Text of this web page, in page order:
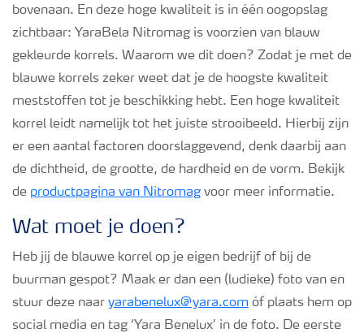
Webinars
bovenaan. En deze hoge kwaliteit is in één oogopslag
zichtbaar: YaraBela Nitromag is voorzien van blauw
gekleurde korrels. Waarom we dit doen? Zodat je met de
blauwe korrels zeker weet dat je de hoogste kwaliteit
meststoffen tot je beschikking hebt. Een hoge kwaliteit
korrel leidt namelijk tot het juiste strooibeeld. Hierbij zijn
er een aantal factoren doorslaggevend, denk daarbij aan
de dichtheid, de grootte, de hardheid en de vorm. Bekijk
de productpagina van Nitromagvoor meer informatie.
Wat moet je doen?
Heb jij de blauwe korrel op je eigen bedrijf of bij de
buurman gespot? Maak er dan een (ludieke) foto van en
stuur deze naar yarabenelux@yara.com óf plaats hem op
social media en tag ‘Yara Benelux’ in de foto. De eerste